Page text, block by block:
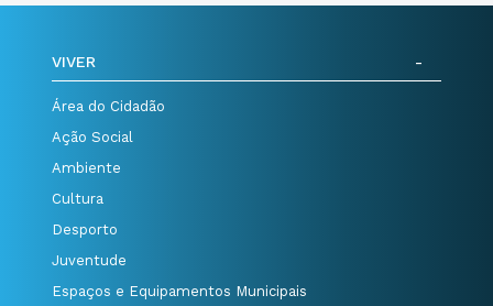
VIVER
Área do Cidadão
Ação Social
Ambiente
Cultura
Desporto
Juventude
Espaços e Equipamentos Municipais